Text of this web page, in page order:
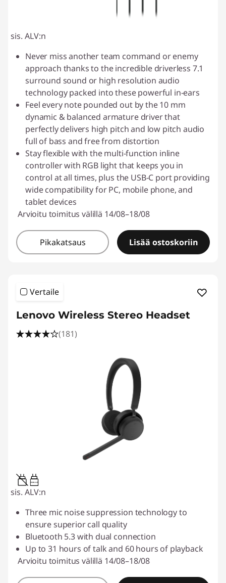
sis. ALV:n
Never miss another team command or enemy
approach thanks to the incredible driverless 7.1
surround sound or high resolution audio
technology packed into these powerful in-ears
Feel every note pounded out by the 10 mm
dynamic & balanced armature driver that
perfectly delivers high pitch and low pitch audio
full of bass and free from distortion
Stay flexible with the multi-function inline
controller with RGB light that keeps you in
control at all times, plus the USB-C port providing
wide compatibility for PC, mobile phone, and
tablet devices
Arvioitu toimitus välillä 14/08–18/08
Pikakatsaus Lisää ostoskoriin
Vertaile
Lenovo Wireless Stereo Headset
(181)
0.95W-3.25W
sis. ALV:n
Three mic noise suppression technology to
ensure superior call quality
Bluetooth 5.3 with dual connection
Up to 31 hours of talk and 60 hours of playback
Arvioitu toimitus välillä 14/08–18/08